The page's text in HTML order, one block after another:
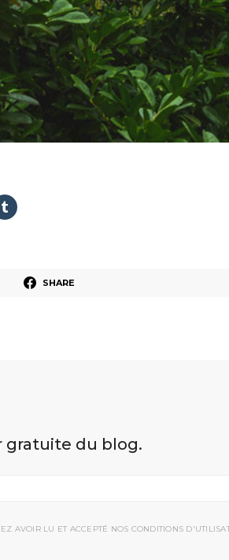
SHARE
gratuite du blog.
AVOIR LU ET ACCEPTÉ NOS CONDITIONS